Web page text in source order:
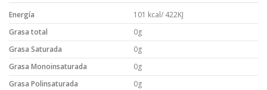
Energía
101 kcal/ 422KJ
Grasa total
0g
Grasa Saturada
0g
Grasa Monoinsaturada
0g
Grasa Polinsaturada
0g